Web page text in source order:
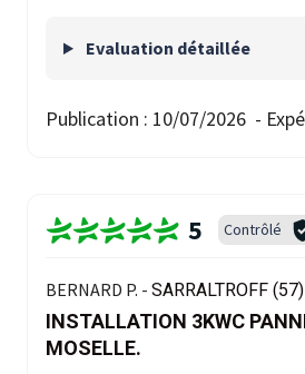
Evaluation détaillée
Publication : 10/07/2026 -
5 Contrôlé
BERNARD P. - SARRALTROFF (57)
INSTALLATION 3KWC
MOSELLE.